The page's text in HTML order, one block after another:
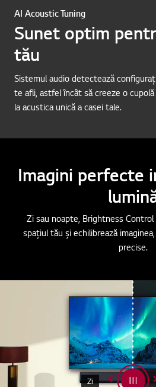
AI Acoustic Tuning
Sunet optim
tău
Sistemul audio detectează
te afli, astfel încât să creeze o
la acustica unică a casei tale.
Imagini perfecte
Zi sau noapte, Brightness
spațiul tău și echilibrează
precise.
Zi